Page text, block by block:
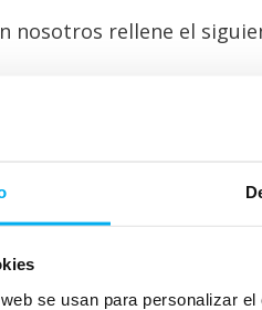
se usan para personalizar
nosotros rellene el